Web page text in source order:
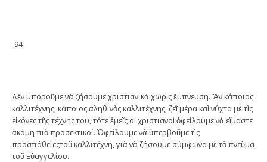
-94-
Δὲν μποροῦμε νὰ ζήσουμε χριστιανικὰ χωρὶς ἔμπνευση. Ἄν κάποιος
καλλιτέχνης, κάποιος ἀληθινὸς καλλιτέχνης, ζεῖ μέρα καὶ νύχτα μὲ τὶς
εἰκόνες τῆς τέχνης του, τότε ἐμεῖς οἱ χριστιανοὶ ὀφείλουμε νὰ εἴμαστε
ἀκόμη πιὸ προσεκτικοί. Ὀφείλουμε νὰ ὑπερβοῦμε τὶς
προσπάθειεςτοῦ καλλιτέχνη, γιὰ νὰ ζήσουμε σύμφωνα μὲ τὸ πνεῦμα
τοῦ Εὐαγγελίου.